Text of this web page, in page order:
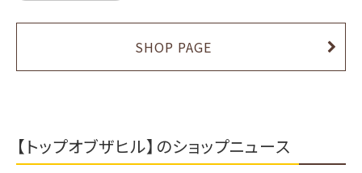
SHOP PAGE
【トップオブザヒル】のショップニュース